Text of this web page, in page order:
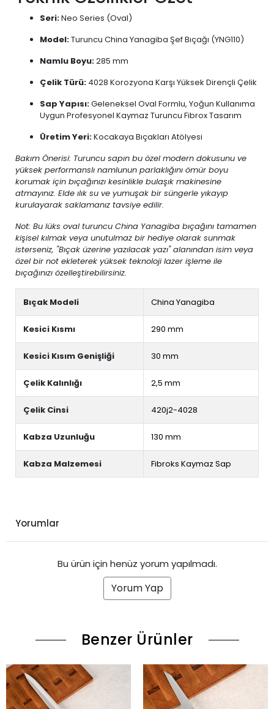
Seri:Neo Series (Oval)
Model:Turuncu China Yanagiba Şef Bıçağı (YNG110)
Namlu Boyu:285 mm
Çelik Türü: 4028 Korozyona Karşı Yüksek Dirençli Çelik
Sap Yapısı:Geleneksel Oval Formlu, Yoğun Kullanıma
Uygun Profesyonel Kaymaz Turuncu Fibrox Tasarım
Üretim Yeri:Kocakaya Bıçakları Atölyesi
Bakım Önerisi: Turuncu sapın bu özel modern dokusunu ve
yüksek performanslı namlunun parlaklığını ömür boyu
korumak için bıçağınızı kesinlikle bulaşık makinesine
atmayınız. Elde ılık su ve yumuşak bir süngerle yıkayıp
kurulayarak saklamanız tavsiye edilir.
Not: Bu lüks oval turuncu China Yanagiba bıçağını tamamen
kişisel kılmak veya unutulmaz bir hediye olarak sunmak
isterseniz, "Bıçak üzerine yazılacak yazı" alanından isim veya
özel bir not ekleterek yüksek teknoloji lazer işleme ile
bıçağınızı özelleştirebilirsiniz.
Bıçak Modeli China Yanagiba
Kesici Kısmı 290 mm
Kesici Kısım Genişliği 30 mm
Çelik Kalınlığı 2,5 mm
Çelik Cinsi 420j2-4028
Kabza Uzunluğu 130 mm
Kabza Malzemesi Fibroks Kaymaz Sap
Yorumlar
Bu ürün için henüz yorum yapılmadı.
Yorum Yap
Benzer Ürünler